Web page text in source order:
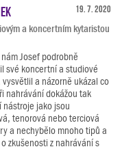
19. 7. 2020
a koncertním kytaristou
Josef podrobně
své koncertní a studiové
a názorně ukázal co
nahrávání dokážou tak
nástroje jako jsou
tenorová nebo terciová
a nechybělo mnoho tipů a
zkušenosti z nahrávání s